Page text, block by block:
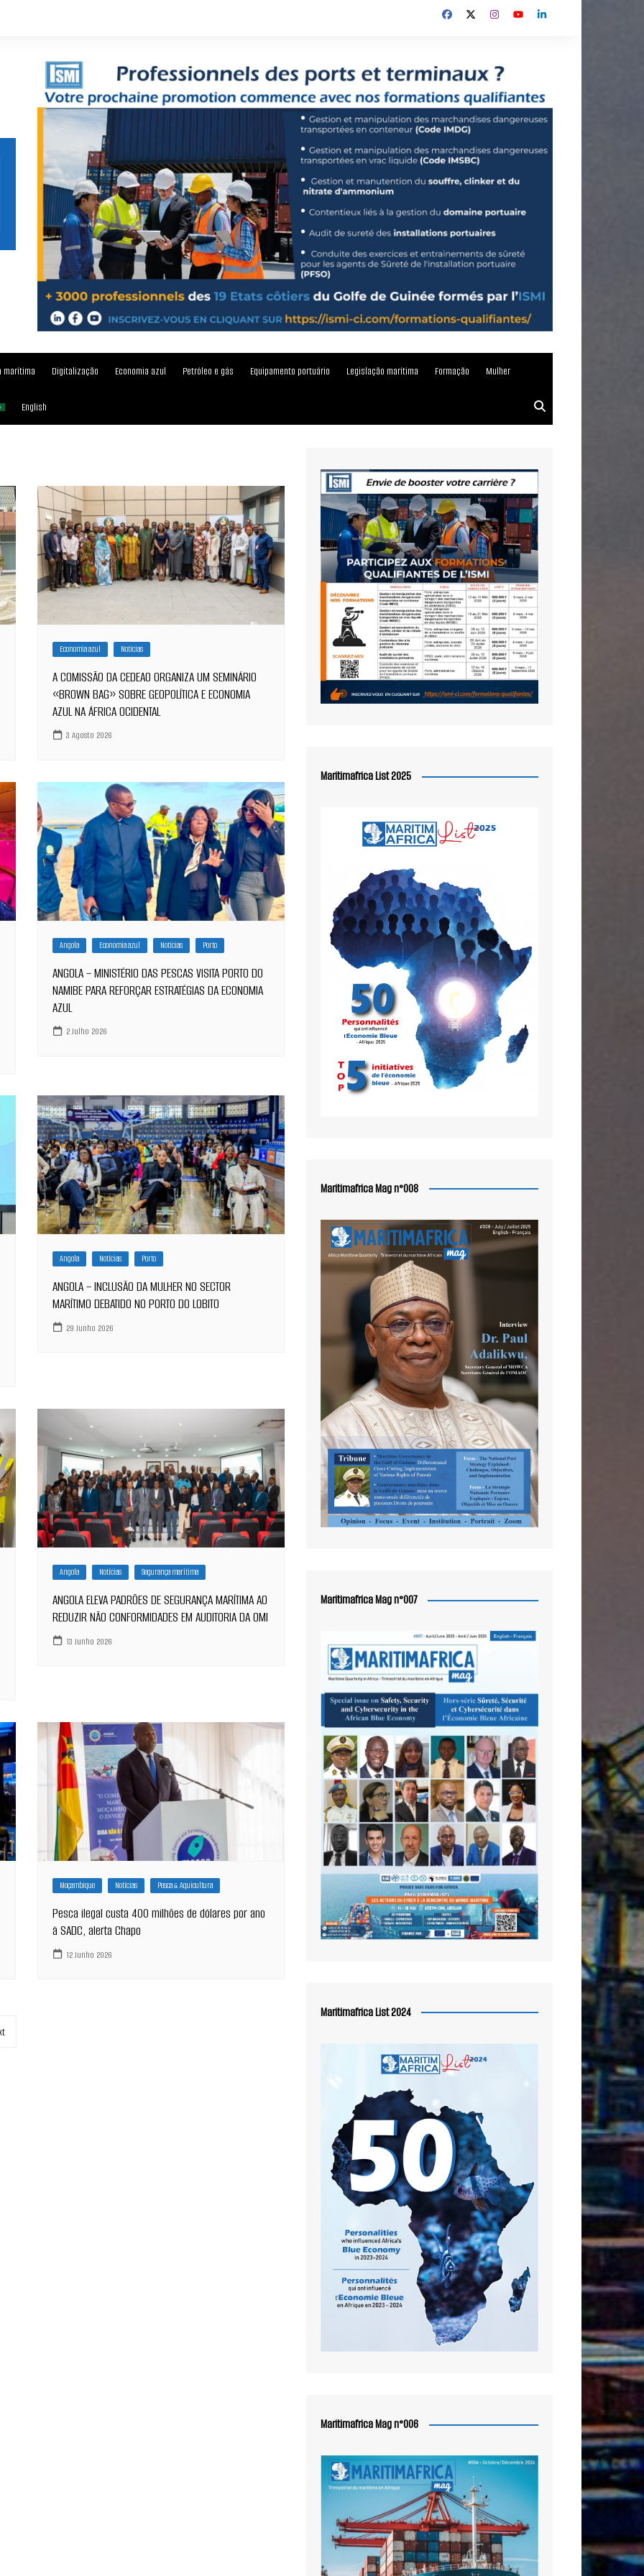
marítima Digitalização Economia azul Petróleo e gás Equipamento portuário Legislação marítima Formação Mulher
English
Economia azul Notícias
A COMISSÃO DA CEDEAO ORGANIZA UM SEMINÁRIO
«BROWN BAG» SOBRE GEOPOLÍTICA E ECONOMIA
AZUL NA ÁFRICA OCIDENTAL
3 Agosto 2026
Angola Economia azul Notícias Porto
ANGOLA – MINISTÉRIO DAS PESCAS VISITA PORTO DO
NAMIBE PARA REFORÇAR ESTRATÉGIAS DA ECONOMIA
AZUL
2 Julho 2026
Angola Notícias Porto
ANGOLA – INCLUSÃO DA MULHER NO SECTOR
MARÍTIMO DEBATIDO NO PORTO DO LOBITO
29 Junho 2026
Angola Notícias Segurança marítima
ANGOLA ELEVA PADRÕES DE SEGURANÇA MARÍTIMA AO
REDUZIR NÃO CONFORMIDADES EM AUDITORIA DA OMI
13 Junho 2026
Moçambique Notícias Pesca & Aquicultura
Pesca ilegal custa 400 milhões de dólares por ano
à SADC, alerta Chapo
12 Junho 2026
Maritimafrica List 2025
Maritimafrica Mag n°008
Maritimafrica Mag n°007
Maritimafrica List 2024
Maritimafrica Mag n°006